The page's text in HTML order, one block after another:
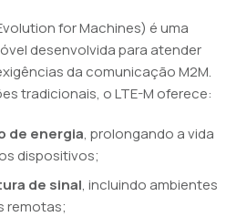
for Machines) é uma
desenvolvida para atender
da comunicação M2M.
tradicionais, o LTE-M oferece:
de energia, prolongando a vida
dispositivos;
de sinal, incluindo ambientes
remotas;